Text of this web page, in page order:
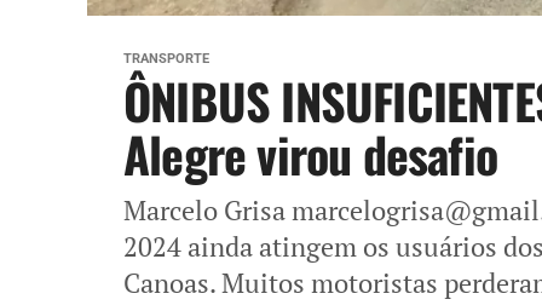
TRANSPORTE
ÔNIBUS
Alegre virou desafio
Marcelo Grisa
2024 ainda atingem os usuários
Canoas. Muitos motoristas